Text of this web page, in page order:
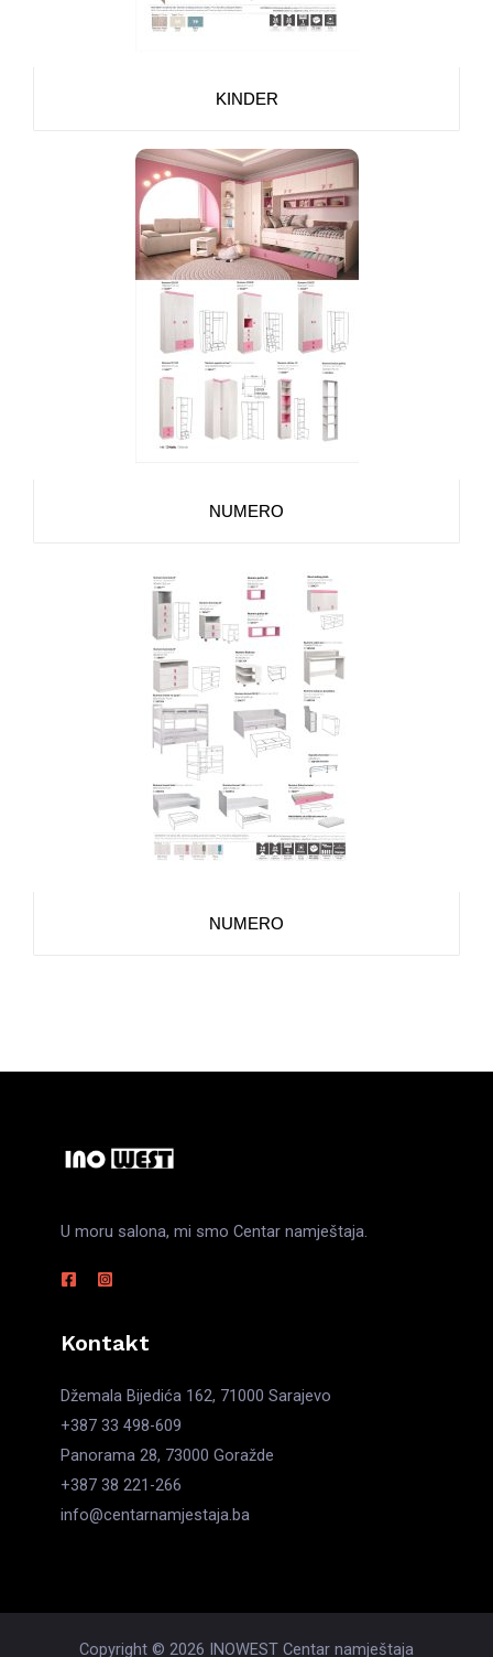
KINDER
NUMERO
NUMERO
U moru salona, mi smo Centar namještaja.
Kontakt
Džemala Bijedića 162, 71000 Sarajevo
+387 33 498-609
Panorama 28, 73000 Goražde
+387 38 221-266
info@centarnamjestaja.ba
Copyright © 2026 INOWEST Centar namještaja